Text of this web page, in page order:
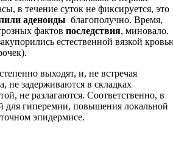
в течение суток не фиксируется, это
аденоиды благополучно. Время,
фактов последствия, миновало.
естественной вязкой
выходят, и, не встречая
не задерживаются в складках
не разлагаются. Соответственно, в
для гиперемии, повышения локальной
эпидермисе.